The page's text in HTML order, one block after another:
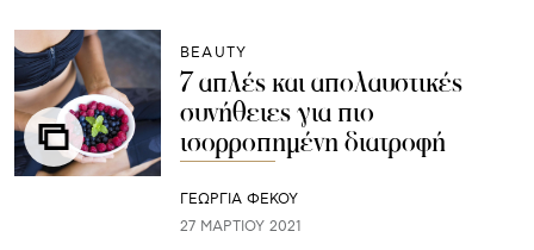
BEAUTY
7 απλές και απολαυστικές
συνήθειες για πιο
ισορροπημένη διατροφή
ΓΕΩΡΓΙΑ ΦΕΚΟΥ
27 ΜΑΡΤΊΟΥ 2021